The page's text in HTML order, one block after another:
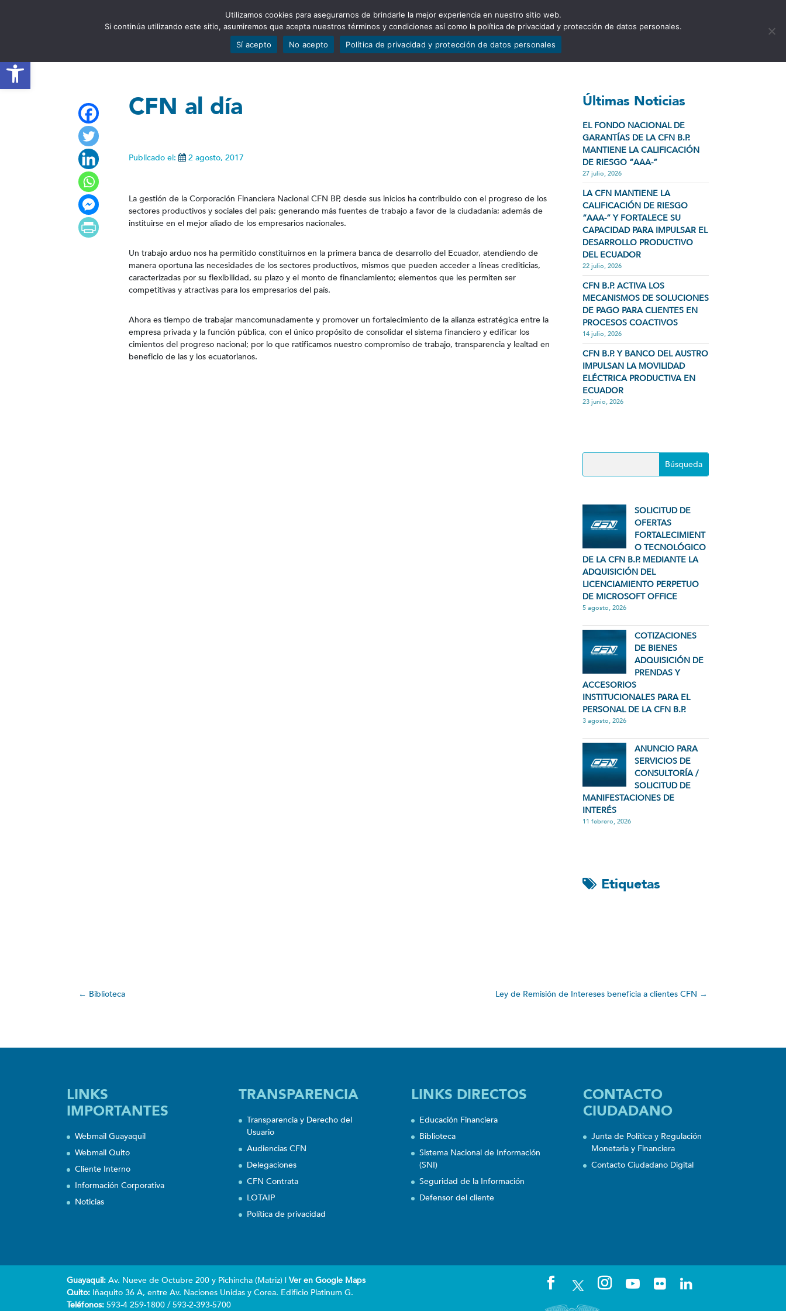
Abrir barra de herramientas
ESTADÍSTICAS PORTAFOLIO QUIÉNES SOMOS TRANSPARENCIA NOTICIAS CONTÁCTENOS
CFN al día
Publicado el: 2 agosto, 2017
La gestión de la Corporación Financiera Nacional CFN BP, desde sus inicios ha contribuido con el progreso de los
sectores productivos y sociales del país; generando más fuentes de trabajo a favor de la ciudadanía; además de
instituirse en el mejor aliado de los empresarios nacionales.
Un trabajo arduo nos ha permitido constituirnos en la primera banca de desarrollo del Ecuador, atendiendo de
manera oportuna las necesidades de los sectores productivos, mismos que pueden acceder a líneas crediticias,
caracterizadas por su flexibilidad, su plazo y el monto de financiamiento; elementos que les permiten ser
competitivas y atractivas para los empresarios del país.
Ahora es tiempo de trabajar mancomunadamente y promover un fortalecimiento de la alianza estratégica entre la
empresa privada y la función pública, con el único propósito de consolidar el sistema financiero y edificar los
cimientos del progreso nacional; por lo que ratificamos nuestro compromiso de trabajo, transparencia y lealtad en
beneficio de las y los ecuatorianos.
Últimas Noticias
EL FONDO NACIONAL DE
GARANTÍAS DE LA CFN B.P.
MANTIENE LA CALIFICACIÓN
DE RIESGO “AAA-”
27 julio, 2026
LA CFN MANTIENE LA
CALIFICACIÓN DE RIESGO
“AAA-” Y FORTALECE SU
CAPACIDAD PARA IMPULSAR EL
DESARROLLO PRODUCTIVO
DEL ECUADOR
22 julio, 2026
CFN B.P. ACTIVA LOS
MECANISMOS DE SOLUCIONES
DE PAGO PARA CLIENTES EN
PROCESOS COACTIVOS
14 julio, 2026
CFN B.P. Y BANCO DEL AUSTRO
IMPULSAN LA MOVILIDAD
ELÉCTRICA PRODUCTIVA EN
ECUADOR
23 junio, 2026
SOLICITUD DE
OFERTAS
FORTALECIMIENT
O TECNOLÓGICO
DE LA CFN B.P. MEDIANTE LA
ADQUISICIÓN DEL
LICENCIAMIENTO PERPETUO
DE MICROSOFT OFFICE
5 agosto, 2026
COTIZACIONES
DE BIENES
ADQUISICIÓN DE
PRENDAS Y
ACCESORIOS
INSTITUCIONALES PARA EL
PERSONAL DE LA CFN B.P.
3 agosto, 2026
ANUNCIO PARA
SERVICIOS DE
CONSULTORÍA /
SOLICITUD DE
MANIFESTACIONES DE
INTERÉS
11 febrero, 2026
Etiquetas
← Biblioteca Ley de Remisión de Intereses beneficia a clientes CFN →
LINKS
IMPORTANTES
Webmail Guayaquil
Webmail Quito
Cliente Interno
Información Corporativa
Noticias
TRANSPARENCIA
Transparencia y Derecho del
Usuario
Audiencias CFN
Delegaciones
CFN Contrata
LOTAIP
Política de privacidad
LINKS DIRECTOS
Educación Financiera
Biblioteca
Sistema Nacional de Información
(SNI)
Seguridad de la Información
Defensor del cliente
CONTACTO
CIUDADANO
Junta de Política y Regulación
Monetaria y Financiera
Contacto Ciudadano Digital
Guayaquil: Av. Nueve de Octubre 200 y Pichincha (Matriz) | Ver en Google Maps
Quito: Iñaquito 36 A, entre Av. Naciones Unidas y Corea. Edificio Platinum G.
Teléfonos: 593-4 259-1800 / 593-2-393-5700
Utilizamos cookies para asegurarnos de brindarle la mejor experiencia en nuestro sitio web.
Si continúa utilizando este sitio, asumiremos que acepta nuestros términos y condiciones así como la política de privacidad y protección de datos personales.
Sí acepto
No acepto Política de privacidad y protección de datos personales